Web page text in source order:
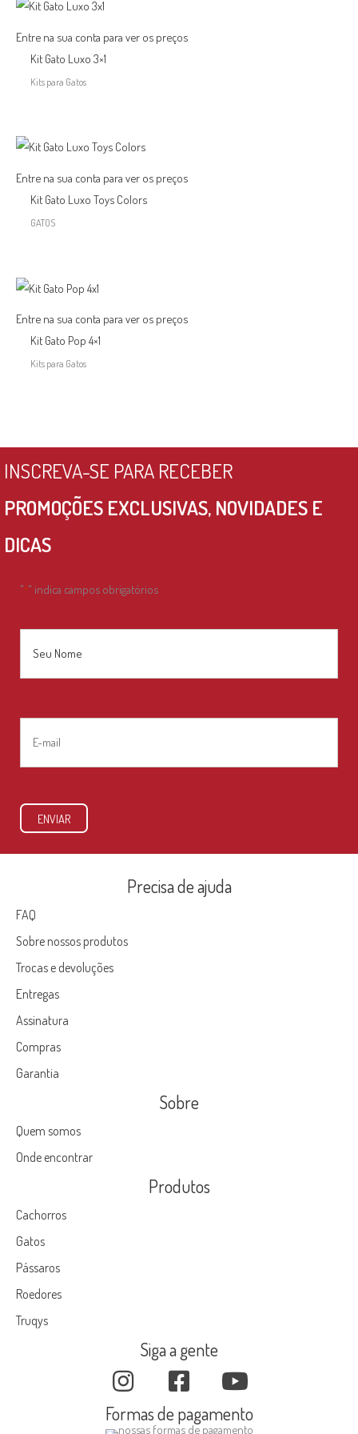
Entre na sua conta para ver os preços
Kit Gato Luxo 3×1
Kits para Gatos
Entre na sua conta para ver os preços
Kit Gato Luxo Toys Colors
GATOS
Entre na sua conta para ver os preços
Kit Gato Pop 4×1
Kits para Gatos
INSCREVA-SE PARA RECEBER
PROMOÇÕES EXCLUSIVAS, NOVIDADES E
DICAS
"*" indica campos obrigatórios
Nome
E-
mail
*
ENVIAR
Precisa de ajuda
FAQ
Sobre nossos produtos
Trocas e devoluções
Entregas
Assinatura
Compras
Garantia
Sobre
Quem somos
Onde encontrar
Produtos
Cachorros
Gatos
Pássaros
Roedores
Truqys
Siga a gente
Formas de pagamento